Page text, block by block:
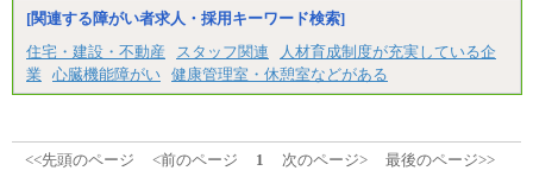
■特定職員※
大学院卒/月給234,000円～263,000円
大学卒/月給219,000円～246,000円
短大・高専卒/月給197,000円～222,000円
※拠点型職員、特定職員の給与は、生活の拠点が定
す。
中途：
[関連する障がい者求人・採用キーワード検索]
住宅・建設・不動産
スタッフ関連
人材育成制度が充実している企
業
心臓機能障がい 健康管理室・休憩室などがある
<<先頭のページ <前のページ 1 次のページ> 最後のページ>>